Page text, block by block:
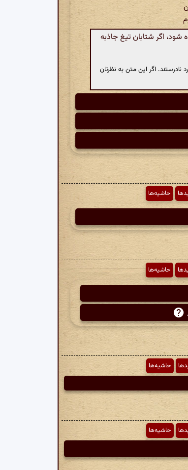
اگر شتابان تیغ جاذبه
اگر این متن به نظرتان
حاشیه‌ها
حاشیه‌ها
حاشیه‌ها
حاشیه‌ها